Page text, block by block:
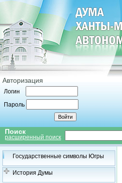
Авторизация
Логин
Пароль
Поиск
расширенный поиск
Государственные символы Югры
История Думы